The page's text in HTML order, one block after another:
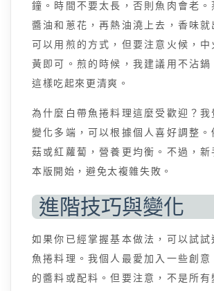
鐘。時間不要太長，否則魚肉會老。
醬油和蔥花，再熱油澆上去，香味就
可以用煎的方式，但要注意火候，中
黃即可。煎的時候，我建議用不沾鍋
這樣吃起來更清爽。
為什麼白帶魚捲料理這麼受歡迎？我
變化多端，可以根據個人喜好調整。
菇或紅蘿蔔，營養更均衡。不過，新
本版開始，避免太複雜失敗。
進階技巧與變化
如果你已經掌握基本做法，可以試試
魚捲料理。我個人最愛加入一些創意
的醬料或配料。但要注意，不是所有